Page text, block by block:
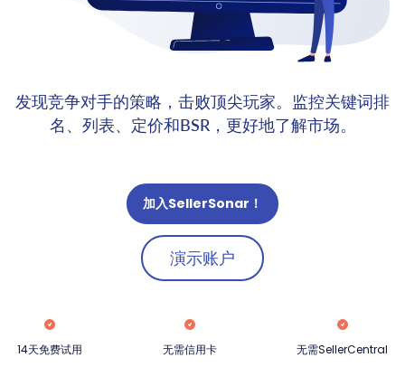
发现竞争对手的策略，击败顶尖玩家。监控关键词排
名、列表、定价和BSR，更好地了解市场。
加入SellerSonar！
演示账户
14天免费试用 无需信用卡 无需SellerCentral